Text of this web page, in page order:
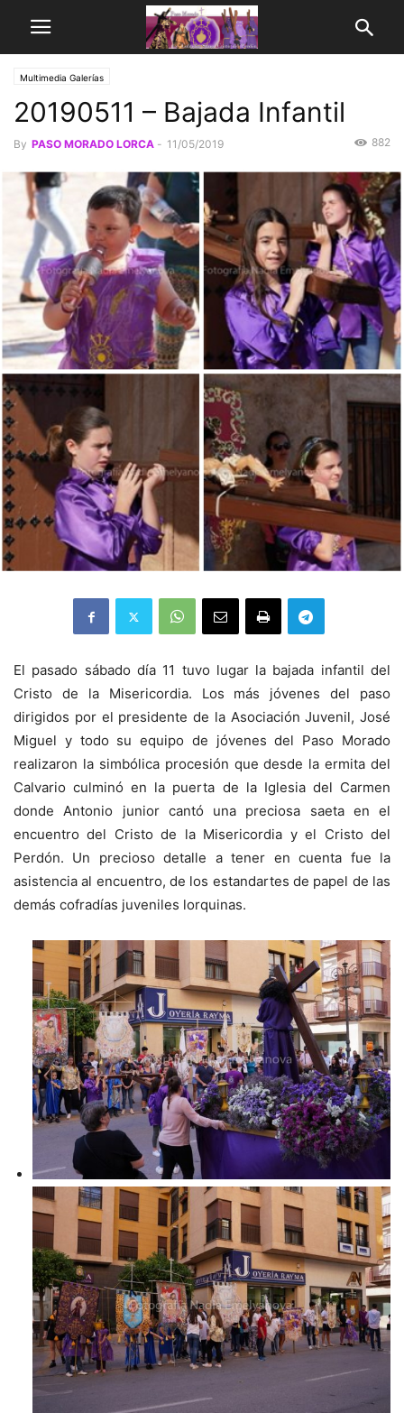
Multimedia Galerías
20190511 – Bajada Infantil
By PASO MORADO LORCA - 11/05/2019 882
El pasado sábado día 11 tuvo lugar la bajada infantil del
Cristo de la Misericordia. Los más jóvenes del paso
dirigidos por el presidente de la Asociación Juvenil, José
Miguel y todo su equipo de jóvenes del Paso Morado
realizaron la simbólica procesión que desde la ermita del
Calvario culminó en la puerta de la Iglesia del Carmen
donde Antonio junior cantó una preciosa saeta en el
encuentro del Cristo de la Misericordia y el Cristo del
Perdón. Un precioso detalle a tener en cuenta fue la
asistencia al encuentro, de los estandartes de papel de las
demás cofradías juveniles lorquinas.